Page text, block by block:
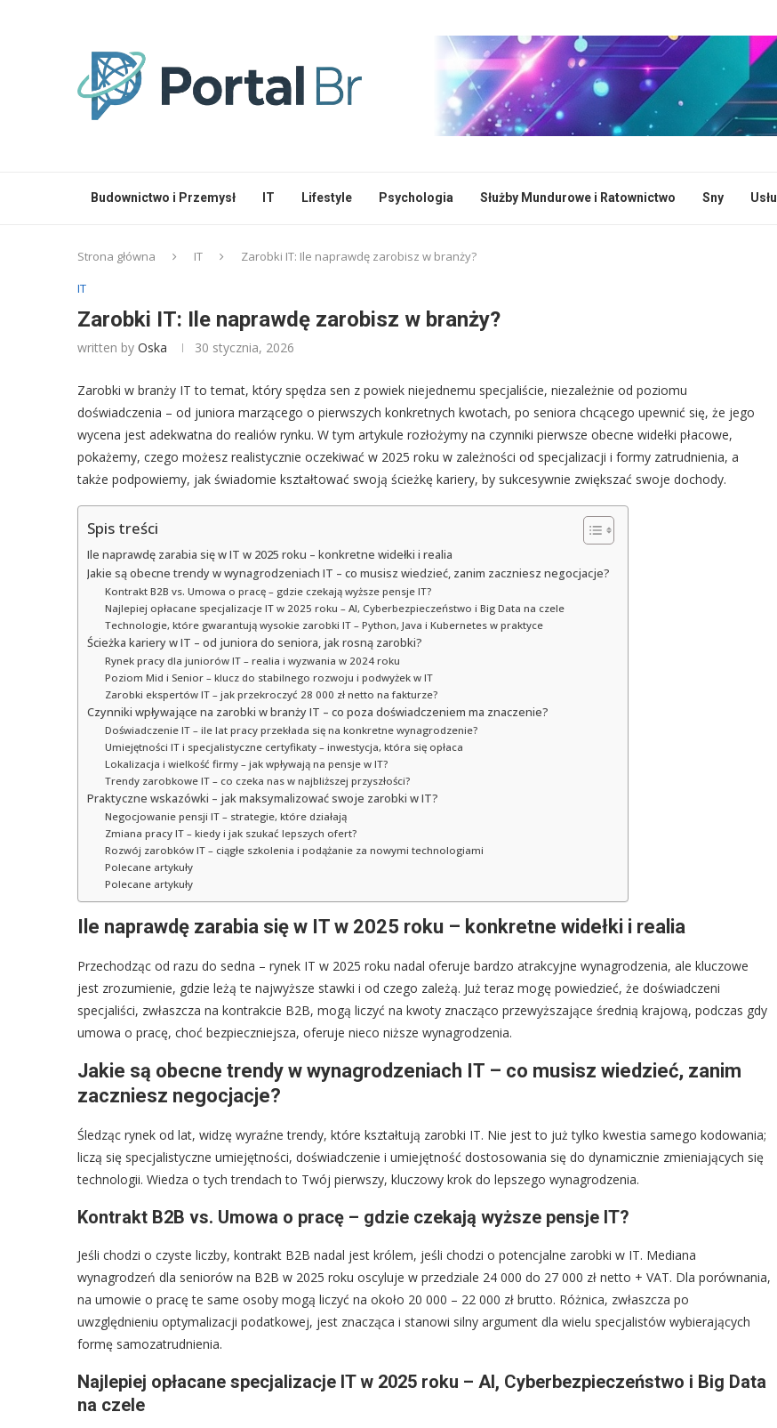
Budownictwo i Przemysł IT Lifestyle Psychologia Służby Mundurowe i Ratownictwo Sny
Strona główna IT
Zarobki IT: Ile naprawdę zarobisz w branży?
IT
Zarobki IT: Ile naprawdę zarobisz w branży?
written by Oska 30 stycznia, 2026
Zarobki w branży IT to temat, który spędza sen z powiek niejednemu specjaliście, niezależnie od poziomu
doświadczenia – od juniora marzącego o pierwszych konkretnych kwotach, po seniora chcącego upewnić się, że jego
wycena jest adekwatna do realiów rynku. W tym artykule rozłożymy na czynniki pierwsze obecne widełki płacowe,
pokażemy, czego możesz realistycznie oczekiwać w 2025 roku w zależności od specjalizacji i formy zatrudnienia, a
także podpowiemy, jak świadomie kształtować swoją ścieżkę kariery, by sukcesywnie zwiększać swoje dochody.
Spis treści
Ile naprawdę zarabia się w IT w 2025 roku – konkretne widełki i realia
Jakie są obecne trendy w wynagrodzeniach IT – co musisz wiedzieć, zanim zaczniesz negocjacje?
Kontrakt B2B vs. Umowa o pracę – gdzie czekają wyższe pensje IT?
Najlepiej opłacane specjalizacje IT w 2025 roku – AI, Cyberbezpieczeństwo i Big Data na czele
Technologie, które gwarantują wysokie zarobki IT – Python, Java i Kubernetes w praktyce
Ścieżka kariery w IT – od juniora do seniora, jak rosną zarobki?
Rynek pracy dla juniorów IT – realia i wyzwania w 2024 roku
Poziom Mid i Senior – klucz do stabilnego rozwoju i podwyżek w IT
Zarobki ekspertów IT – jak przekroczyć 28 000 zł netto na fakturze?
Czynniki wpływające na zarobki w branży IT – co poza doświadczeniem ma znaczenie?
Doświadczenie IT – ile lat pracy przekłada się na konkretne wynagrodzenie?
Umiejętności IT i specjalistyczne certyfikaty – inwestycja, która się opłaca
Lokalizacja i wielkość firmy – jak wpływają na pensje w IT?
Trendy zarobkowe IT – co czeka nas w najbliższej przyszłości?
Praktyczne wskazówki – jak maksymalizować swoje zarobki w IT?
Negocjowanie pensji IT – strategie, które działają
Zmiana pracy IT – kiedy i jak szukać lepszych ofert?
Rozwój zarobków IT – ciągłe szkolenia i podążanie za nowymi technologiami
Polecane artykuły
Polecane artykuły
Ile naprawdę zarabia się w IT w 2025 roku – konkretne widełki i realia
Przechodząc od razu do sedna – rynek IT w 2025 roku nadal oferuje bardzo atrakcyjne wynagrodzenia, ale kluczowe
jest zrozumienie, gdzie leżą te najwyższe stawki i od czego zależą. Już teraz mogę powiedzieć, że doświadczeni
specjaliści, zwłaszcza na kontrakcie B2B, mogą liczyć na kwoty znacząco przewyższające średnią krajową, podczas gdy
umowa o pracę, choć bezpieczniejsza, oferuje nieco niższe wynagrodzenia.
Jakie są obecne trendy w wynagrodzeniach IT – co musisz wiedzieć, zanim
zaczniesz negocjacje?
Śledząc rynek od lat, widzę wyraźne trendy, które kształtują zarobki IT. Nie jest to już tylko kwestia samego kodowania;
liczą się specjalistyczne umiejętności, doświadczenie i umiejętność dostosowania się do dynamicznie zmieniających się
technologii. Wiedza o tych trendach to Twój pierwszy, kluczowy krok do lepszego wynagrodzenia.
Kontrakt B2B vs. Umowa o pracę – gdzie czekają wyższe pensje IT?
Jeśli chodzi o czyste liczby, kontrakt B2B nadal jest królem, jeśli chodzi o potencjalne zarobki w IT. Mediana
wynagrodzeń dla seniorów na B2B w 2025 roku oscyluje w przedziale 24 000 do 27 000 zł netto + VAT. Dla porównania,
na umowie o pracę te same osoby mogą liczyć na około 20 000 – 22 000 zł brutto. Różnica, zwłaszcza po
uwzględnieniu optymalizacji podatkowej, jest znacząca i stanowi silny argument dla wielu specjalistów wybierających
formę samozatrudnienia.
Najlepiej opłacane specjalizacje IT w 2025 roku – AI, Cyberbezpieczeństwo i Big Data
na czele